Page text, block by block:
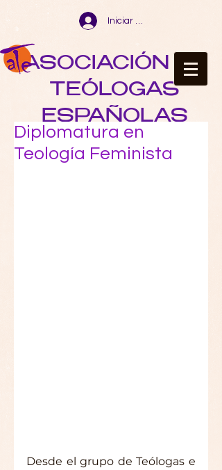
Iniciar sesión
ASOCIACIÓN DE
TEÓLOGAS
ESPAÑOLAS
Diplomatura en
Teología Feminista
Desde el grupo de Teólogas e